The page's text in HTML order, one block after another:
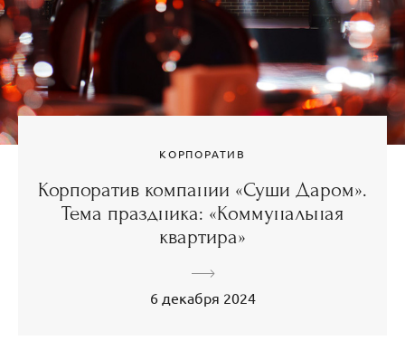
КОРПОРАТИВ
Корпоратив компании «Суши Даром».
Тема праздника: «Коммунальная
квартира»
6 декабря 2024